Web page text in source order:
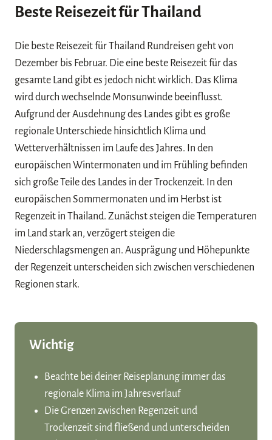
Beste Reisezeit für Thailand
Die beste Reisezeit für Thailand Rundreisen geht von
Dezember bis Februar. Die eine beste Reisezeit für das
gesamte Land gibt es jedoch nicht wirklich. Das Klima
wird durch wechselnde Monsunwinde beeinflusst.
Aufgrund der Ausdehnung des Landes gibt es große
regionale Unterschiede hinsichtlich Klima und
Wetterverhältnissen im Laufe des Jahres. In den
europäischen Wintermonaten und im Frühling befinden
sich große Teile des Landes in der Trockenzeit. In den
europäischen Sommermonaten und im Herbst ist
Regenzeit in Thailand. Zunächst steigen die Temperaturen
im Land stark an, verzögert steigen die
Niederschlagsmengen an. Ausprägung und Höhepunkte
der Regenzeit unterscheiden sich zwischen verschiedenen
Regionen stark.
Wichtig
Beachte bei deiner Reiseplanung immer das
regionale Klima im Jahresverlauf
Die Grenzen zwischen Regenzeit und
Trockenzeit sind fließend und unterscheiden